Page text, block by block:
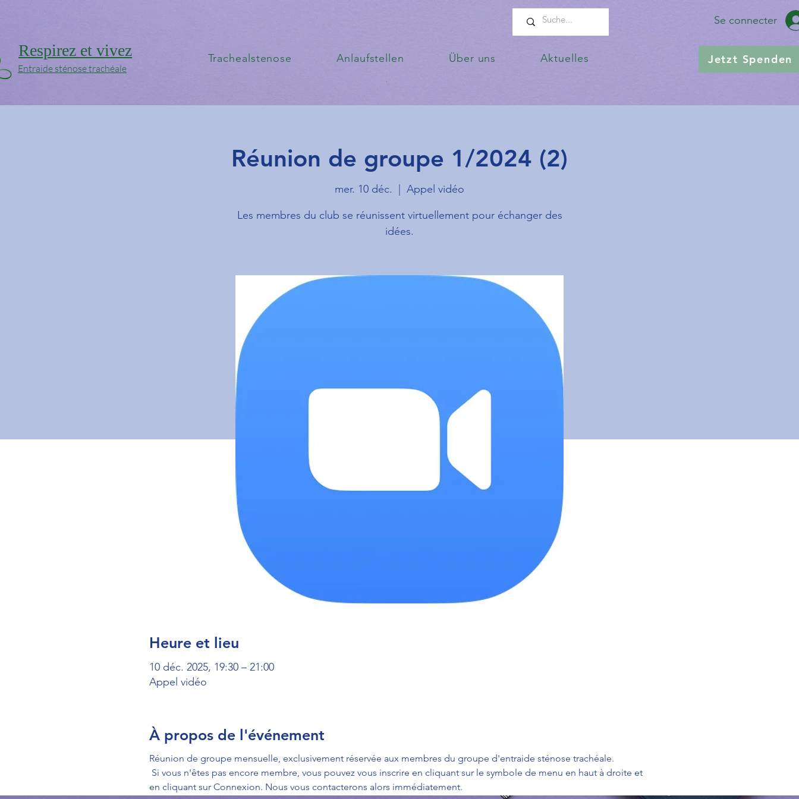
Respirez et vivez
Entraide sténose trachéale
Trachealstenose Anlaufstellen Über uns Aktuelles
Se connecter
Jetzt Spenden
Réunion de groupe 1/2024 (2)
mer. 10 déc.
Appel vidéo
Les membres du club se réunissent virtuellement pour échanger des
idées.
Heure et lieu
10 déc. 2025, 19:30 – 21:00
Appel vidéo
À propos de l'événement
Réunion de groupe mensuelle, exclusivement réservée aux membres du groupe d'entraide sténose trachéale.
en cliquant sur Connexion. Nous vous contacterons alors immédiatement.